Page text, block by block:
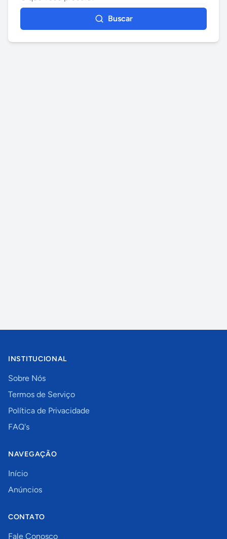
Buscar
INSTITUCIONAL
Sobre Nós
Termos de Serviço
Política de Privacidade
FAQ's
NAVEGAÇÃO
Início
Anúncios
CONTATO
Fale Conosco